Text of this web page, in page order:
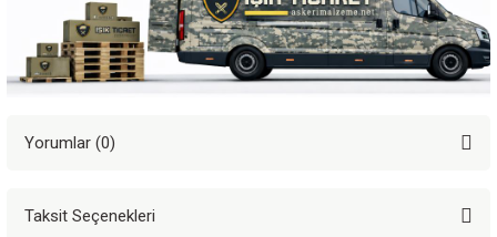
Yorumlar (0)
Taksit Seçenekleri